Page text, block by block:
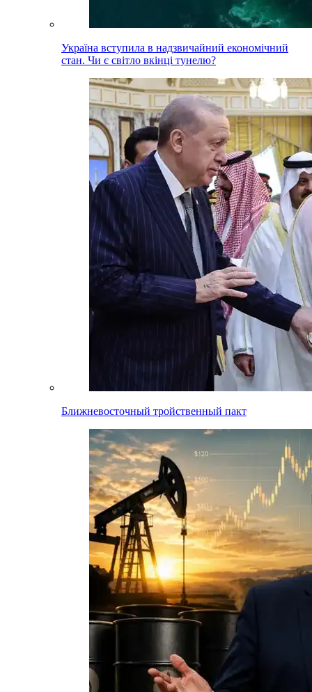
Україна вступила в надзвичайний економічний
стан. Чи є світло вкінці тунелю?
Ближневосточный тройственный пакт